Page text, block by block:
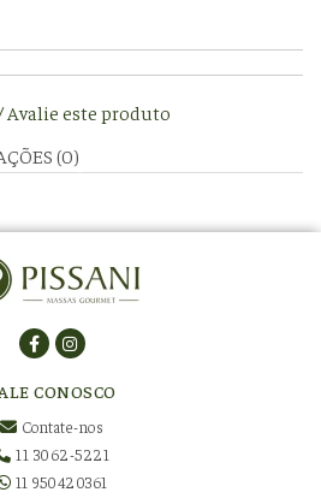
Avalie este produto
(0)
CONOSCO
Contate-nos
11 3062-5221
11 950420361